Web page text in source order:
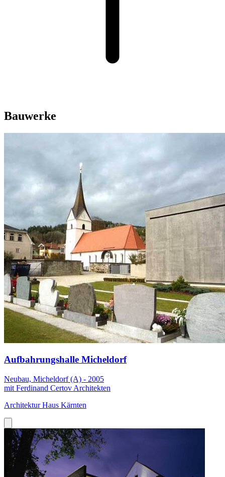
Bauwerke
Aufbahrungshalle Micheldorf
Neubau, Micheldorf (A) - 2005
mit Ferdinand Certov Architekten
Architektur Haus Kärnten